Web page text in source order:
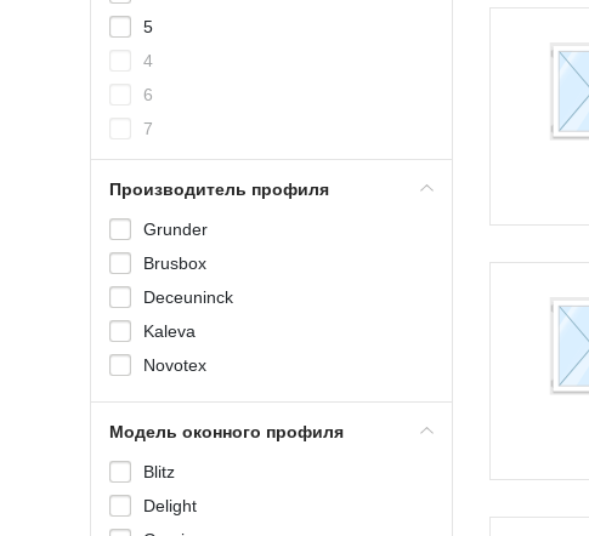
5
4
6
7
Производитель профиля
Grunder
Brusbox
Deceuninck
Kaleva
Novotex
KBE
Rehau
Veka
Модель оконного профиля
Blitz
Delight